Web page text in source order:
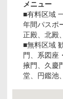
メニュー
■有料区域
年間パスポ
正殿、北殿
■無料区域
門、系図座
掖門、久慶
堂、円鑑池